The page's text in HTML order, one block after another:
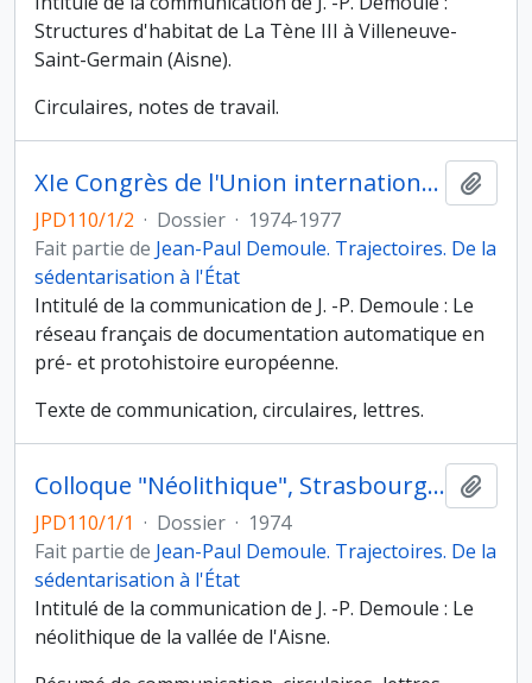
Structures d'habitat de La Tène III à Villeneuve-
Saint-Germain (Aisne).
Circulaires, notes de travail.
XIe Congrès de l'Union internationale des sciences préhistoriques et protohistoriques, Nice (13 au 18 septembre 1976)
JPD110/1/2 · Dossier · 1974-1977
Fait partie de Jean-Paul Demoule. Trajectoires. De la
sédentarisation à l'État
Intitulé de la communication de J. -P. Demoule : Le
réseau français de documentation automatique en
pré- et protohistoire européenne.
Texte de communication, circulaires, lettres.
Colloque "Néolithique", Strasbourg (19 au 20 octobre 1974)
JPD110/1/1 · Dossier · 1974
Fait partie de Jean-Paul Demoule. Trajectoires. De la
sédentarisation à l'État
Intitulé de la communication de J. -P. Demoule : Le
néolithique de la vallée de l'Aisne.